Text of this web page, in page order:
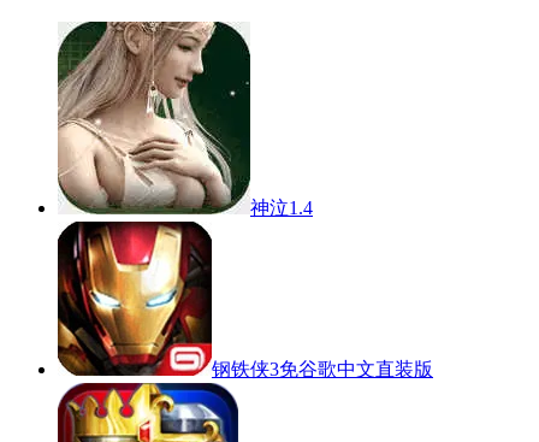
神泣1.4
钢铁侠3免谷歌中文直装版